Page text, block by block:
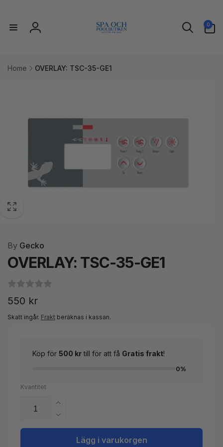
innehåll
Logga
0
artiklar
Home
OVERLAY: TSC-35-GE1
By Gecko
OVERLAY: TSC-35-GE1
Ordinarie
pris
550 kr
Skatt ingår. Frakt beräknas i kassan.
Köp för 500 krtill för att få Gratis frakt!
0%
Kvantitet
Öka
kvantitet
för
OVERLAY:
Minska
kvantitet
Lägg i varukorgen